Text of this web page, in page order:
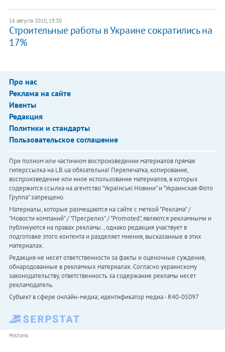
16 августа 2010, 19:30
Строительные работы в Украине сократились на
17%
Про нас
Реклама на сайте
Ивенты
Редакция
Политики и стандарты
Пользовательское соглашение
При полном или частичном воспроизведении материалов прямая
гиперссылка на LB.ua обязательна! Перепечатка, копирование,
воспроизведение или иное использование материалов, в которых
содержится ссылка на агентство "Українськi Новини" и "Украинская Фото
Группа" запрещено.
Материалы, которые размещаются на сайте с меткой "Реклама" /
"Новости компаний" / "Пресрелиз" / "Promoted", являются рекламными и
публикуются на правах рекламы. , однако редакция участвует в
подготовке этого контента и разделяет мнения, высказанные в этих
материалах.
Редакция не несет ответственности за факты и оценочные суждения,
обнародованные в рекламных материалах. Согласно украинскому
законодательству, ответственность за содержание рекламы несет
рекламодатель.
Субъект в сфере онлайн-медиа; идентификатор медиа - R40-05097
РЕКЛАМА